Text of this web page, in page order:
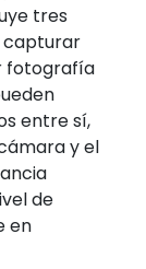
tres
capturar
fotografía
entre sí,
y el
de
en